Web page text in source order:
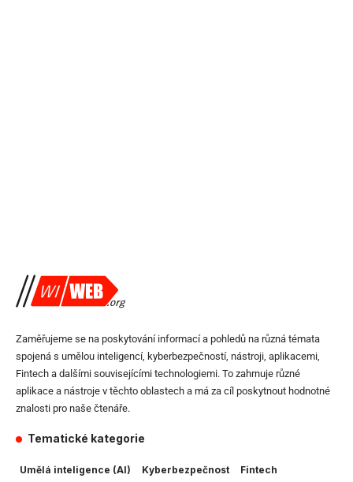
Zaměřujeme se na poskytování informací a pohledů na různá témata
spojená s umělou inteligencí, kyberbezpečností, nástroji, aplikacemi,
Fintech a dalšími souvisejícími technologiemi. To zahrnuje různé
aplikace a nástroje v těchto oblastech a má za cíl poskytnout hodnotné
znalosti pro naše čtenáře.
Tematické kategorie
Umělá inteligence (AI) Kyberbezpečnost
Fintech